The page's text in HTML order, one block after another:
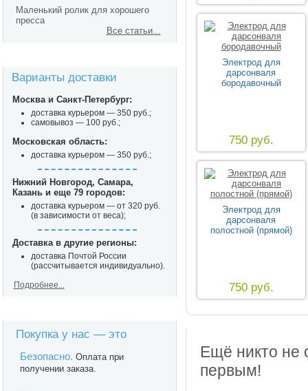
Электрод для
дарсонваля
бородавочный
750 руб.
Электрод для
дарсонваля
полостной (прямой)
750 руб.
Ещё никто не
первым!
Маленький ролик для хорошего
пресса
Все статьи...
Варианты доставки
Москва и Санкт-Петербург:
доставка курьером — 350 руб.;
самовывоз — 100 руб.;
Московская область:
доставка курьером — 350 руб.;
Нижний Новгород, Самара,
Казань и еще 79 городов:
доставка курьером — от 320 руб.
(в зависимости от веса);
Доставка в другие регионы:
доставка Почтой России
(рассчитывается индивидуально).
Подробнее...
Покупка у нас — это
Безопасно. Оплата при
получении заказа.